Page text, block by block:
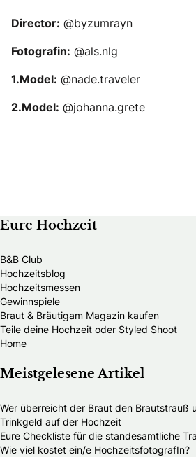
Director: @byzumrayn
Fotografin: @als.nlg
1.Model: @nade.traveler
2.Model: @johanna.grete
Eure Hochzeit
B&B Club
Hochzeitsblog
Hochzeitsmessen
Gewinnspiele
Braut & Bräutigam Magazin kaufen
Teile deine Hochzeit oder Styled Shoot
Home
Meistgelesene Artikel
Wer überreicht der Braut den Brautstrauß
Trinkgeld auf der Hochzeit
Eure Checkliste für die standesamtliche
Wie viel kostet ein/e HochzeitsfotografIn?